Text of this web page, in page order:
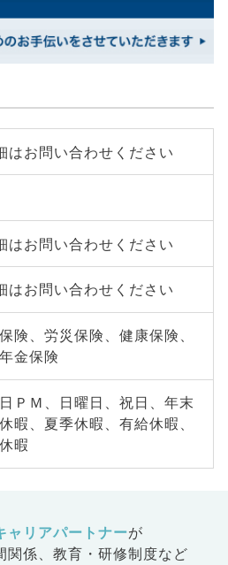
はお問い合わせください
はお問い合わせください
はお問い合わせください
険、労災保険、健康保険、
金保険
ＰＭ、日曜日、祝日、年末
暇、夏季休暇、有給休暇、
暇
ャリアパートナーが
係、 教育・研修制度など